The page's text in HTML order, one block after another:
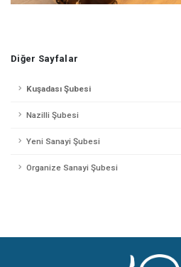
Diğer Sayfalar
Kuşadası Şubesi
Nazilli Şubesi
Yeni Sanayi Şubesi
Organize Sanayi Şubesi